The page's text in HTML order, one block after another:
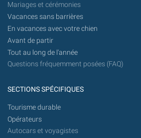
Mariages et cérémonies
Vacances sans barrières
En vacances avec votre chien
Avant de partir
Tout au long de l'année
Questions fréquemment posées (FAQ)
SECTIONS SPÉCIFIQUES
Tourisme durable
Opérateurs
Autocars et voyagistes